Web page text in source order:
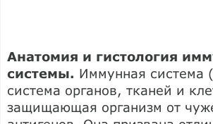
Анатомия и гистология
системы. Иммунная система
система органов, тканей и
защищающая организм от